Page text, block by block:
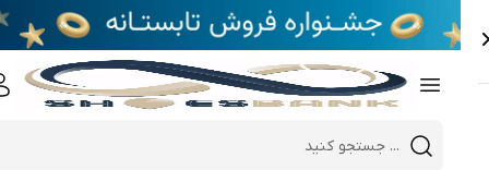
Mobile header search
e